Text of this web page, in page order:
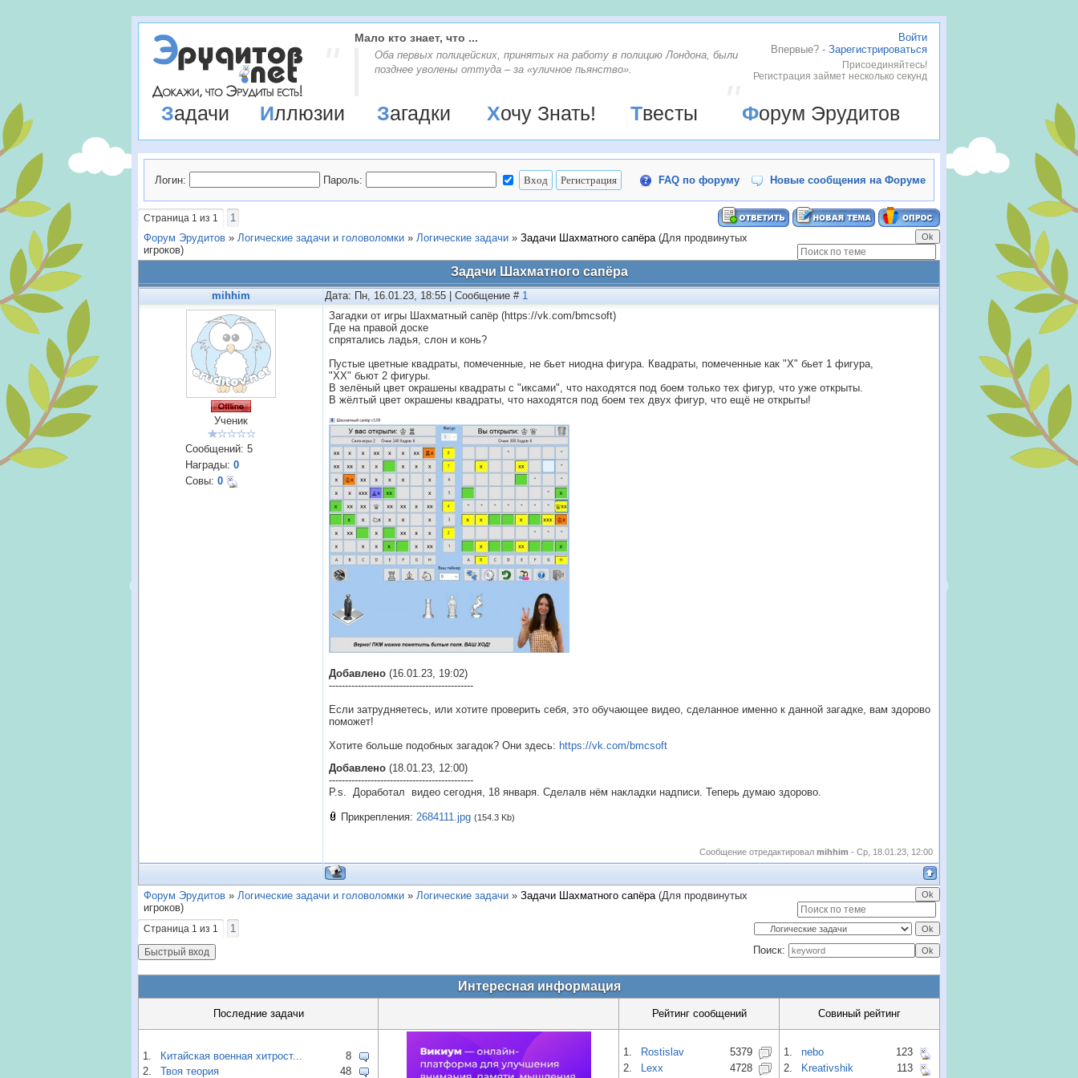
Войти
Впервые? - Зарегистрироваться
Присоединяйтесь!
Регистрация займет несколько секунд
Мало кто знает, что ...
Оба первых полицейских, принятых на работу в полицию Лондона, были
позднее уволены оттуда – за «уличное пьянство».
Задачи Иллюзии Загадки Хочу Знать! Твесты Форум Эрудитов
Логин: Пароль: FAQ по форуму Новые сообщения на Форуме
Страница 1 из 1
1
Форум Эрудитов » Логические задачи и головоломки » Логические задачи » Задачи Шахматного сапёра (Для продвинутых
игроков)
Задачи Шахматного сапёра
mihhim Дата: Пн, 16.01.23, 18:55 | Сообщение # 1
Ученик
Сообщений: 5
Награды: 0
Совы: 0
Загадки от игры Шахматный сапёр (https://vk.com/bmcsoft)
Где на правой доске
спрятались ладья, слон и конь?
Пустые цветные квадраты, помеченные, не бьет ниодна фигура. Квадраты, помеченные как "Х" бьет 1 фигура,
"ХХ" бьют 2 фигуры.
В зелёный цвет окрашены квадраты с "иксами", что находятся под боем только тех фигур, что уже открыты.
В жёлтый цвет окрашены квадраты, что находятся под боем тех двух фигур, что ещё не открыты!
Добавлено (16.01.23, 19:02)
---------------------------------------------
Если затрудняетесь, или хотите проверить себя, это обучающее видео, сделанное именно к данной загадке, вам здорово
поможет!
Хотите больше подобных загадок? Они здесь: https://vk.com/bmcsoft
Добавлено (18.01.23, 12:00)
---------------------------------------------
P.s. Доработал видео сегодня, 18 января. Сделалв нём накладки надписи. Теперь думаю здорово.
Прикрепления: 2684111.jpg (154.3 Kb)
Сообщение отредактировал mihhim - Ср, 18.01.23, 12:00
Форум Эрудитов » Логические задачи и головоломки » Логические задачи » Задачи Шахматного сапёра (Для продвинутых
игроков)
Страница 1 из 1
1
Поиск:
Интересная информация
Последние задачи Рейтинг сообщений Совиный рейтинг
1. Китайская военная хитрост...
8
2.
Твоя теория 48
1. Rostislav
5379
2.
Lexx 4728
1. nebo
123
2.
Kreativshik 113